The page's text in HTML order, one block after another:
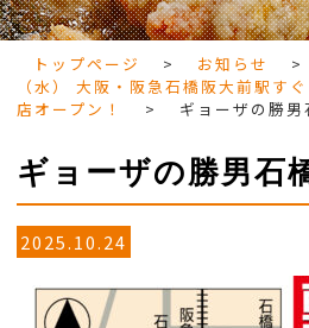
トップページ > お知らせ >
（水） 大阪・阪急石橋阪大前駅す
店オープン！
> ギョーザの勝
ギョーザの勝男石
2025.10.24